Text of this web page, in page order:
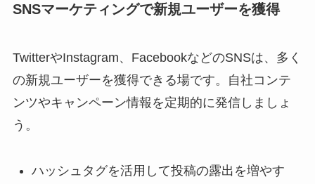
SNSマーケティングで新規ユーザーを獲得
TwitterやInstagram、FacebookなどのSNSは、多く
の新規ユーザーを獲得できる場です。自社コンテ
ンツやキャンペーン情報を定期的に発信しましょ
う。
ハッシュタグを活用して投稿の露出を増やす